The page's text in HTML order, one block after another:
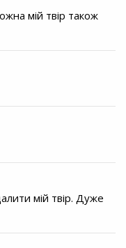
мій твір також
мій твір. Дуже